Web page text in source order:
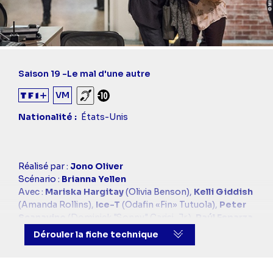
Saison 19 -Le mal d'une autre
VM
Sourds et malentendants
Déconseillé aux -10 ans
Nationalité
États-Unis
Casting
simba
Réalisé par : Jono Oliver
Scénario : Brianna Yellen
Avec : Mariska Hargitay(Olivia Benson), Kelli Giddish
(Amanda Rollins), Ice-T (Odafin «Fin» Tutuola), Peter
(Dominick "Sonny" Carisi, Jr.),
Raúl Esparza
(Rafael Barba)
Dérouler la fiche technique